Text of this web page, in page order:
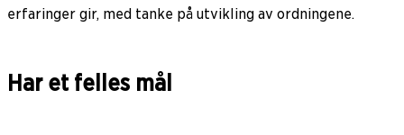
erfaringer gir, med tanke på utvikling av ordningene.
Har et felles mål